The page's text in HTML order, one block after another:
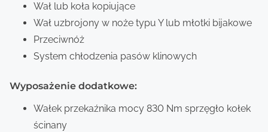
Wał lub koła kopiujące
Wał uzbrojony w noże typu Y lub młotki bijakowe
Przeciwnóż
System chłodzenia pasów klinowych
Wyposażenie dodatkowe:
Wałek przekaźnika mocy 830 Nm sprzęgło kołek
ścinany